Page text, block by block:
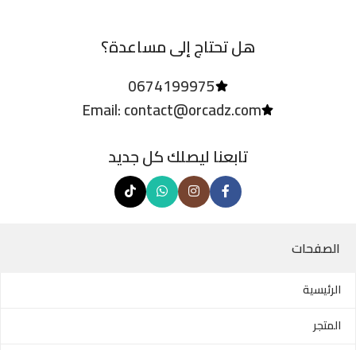
هل تحتاج إلى مساعدة؟
0674199975
Email: contact@orcadz.com
تابعنا ليصلك كل جديد
الصفحات
الرئيسية
المتجر